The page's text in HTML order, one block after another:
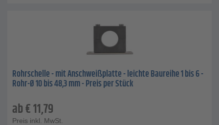
Rohrschelle - mit Anschweißplatte - leichte Baureihe 1 bis 6 -
Rohr-Ø 10 bis 48,3 mm - Preis per Stück
ab€11,79
Preis inkl. MwSt.